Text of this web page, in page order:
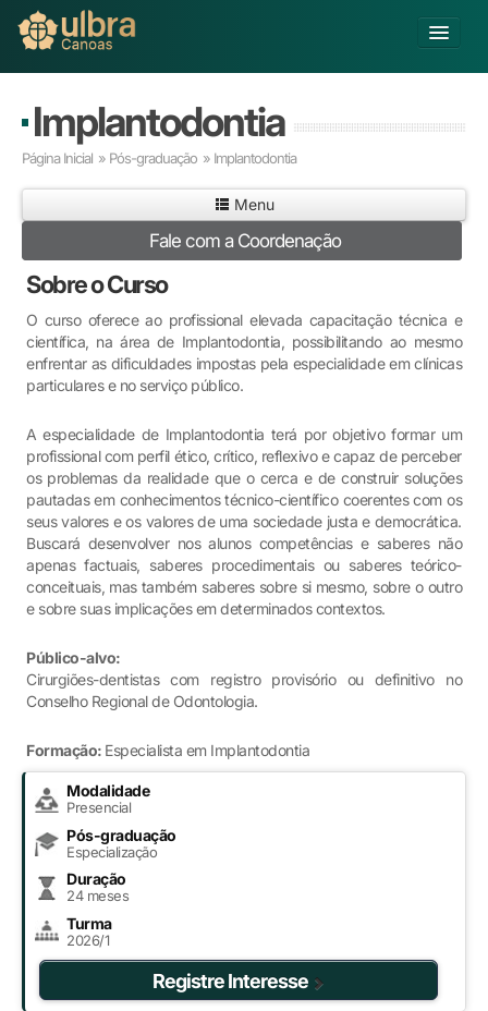
Buscar
Já sou Aluno
Matricule-se
Educação Básica
Graduação
Educação a Distância
Pós-graduação
Pesquisa
Infraestrutura e Serviços
Inovação
Sobre a ULBRA
Implantodontia
Página Inicial » Pós-graduação » Implantodontia
Menu
Fale com a Coordenação
Sobre o Curso
O curso oferece ao profissional elevada capacitação técnica e
científica, na área de Implantodontia, possibilitando ao mesmo
enfrentar as dificuldades impostas pela especialidade em clínicas
particulares e no serviço público.
A especialidade de Implantodontia terá por objetivo formar um
profissional com perfil ético, crítico, reflexivo e capaz de perceber
os problemas da realidade que o cerca e de construir soluções
pautadas em conhecimentos técnico-científico coerentes com os
seus valores e os valores de uma sociedade justa e democrática.
Buscará desenvolver nos alunos competências e saberes não
apenas factuais, saberes procedimentais ou saberes teórico-
conceituais, mas também saberes sobre si mesmo, sobre o outro
e sobre suas implicações em determinados contextos.
Público-alvo:
Cirurgiões-dentistas com registro provisório ou definitivo no
Conselho Regional de Odontologia.
Formação: Especialista em Implantodontia
Modalidade
Presencial
Pós-graduação
Especialização
Duração
24 meses
Turma
2026/1
Registre Interesse